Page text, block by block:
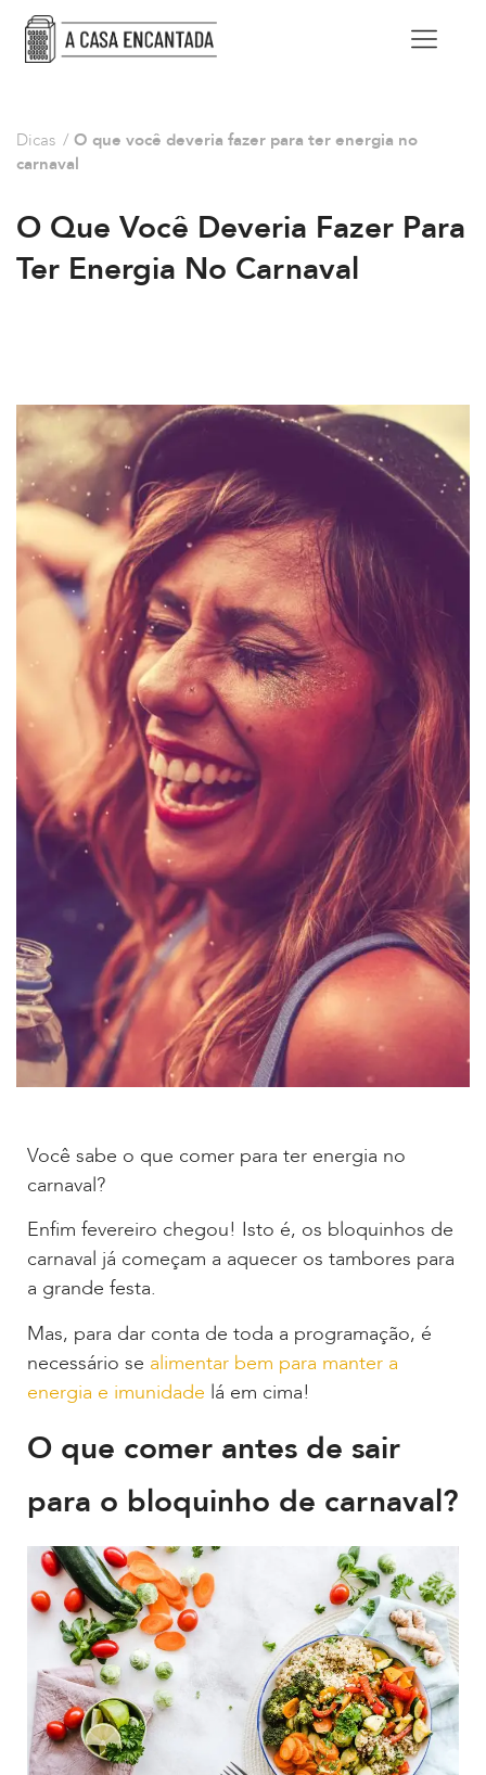
Dicas / O que você deveria fazer para ter energia no
carnaval
O Que Você Deveria Fazer Para
Ter Energia No Carnaval
Você sabe o que comer para ter energia no
carnaval?
Enfim fevereiro chegou! Isto é, os bloquinhos de
carnaval já começam a aquecer os tambores para
a grande festa.
Mas, para dar conta de toda a programação, é
necessário se alimentar bem para manter a
energia e imunidade lá em cima!
O que comer antes de sair
para o bloquinho de carnaval?